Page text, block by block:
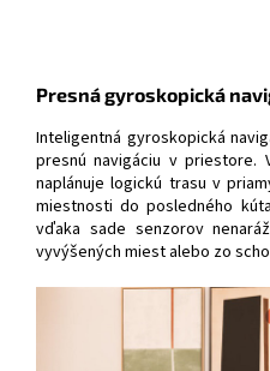
Presná gyroskopická
Inteligentná gyroskopická
presnú navigáciu v priestore.
naplánuje logickú trasu v
miestnosti do posledného
vďaka sade senzorov
vyvýšených miest alebo zo